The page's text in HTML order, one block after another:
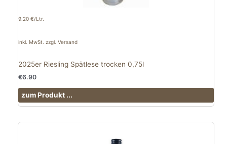
9.20 €/Ltr.
inkl. MwSt. zzgl. Versand
2025er Riesling Spätlese trocken 0,75l
€6.90
zum Produkt ...